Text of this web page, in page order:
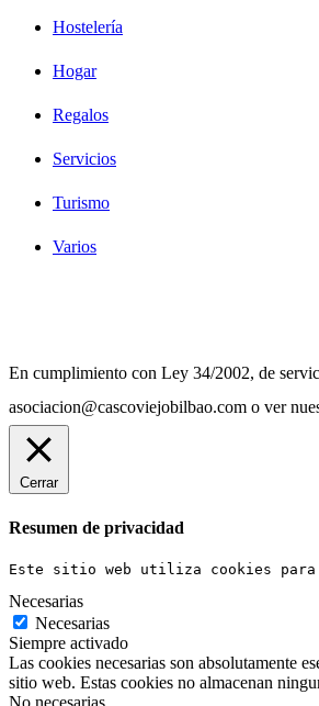
Hostelería
Hogar
Regalos
Servicios
Turismo
Varios
En cumplimiento con Ley 34/2002, de
asociacion@cascoviejobilbao.com o ver
Cerrar
Resumen de privacidad
Este sitio web utiliza cookies para
Necesarias
Necesarias
Siempre activado
Las cookies necesarias son absolutamente
sitio web. Estas cookies no almacenan
No necesarias